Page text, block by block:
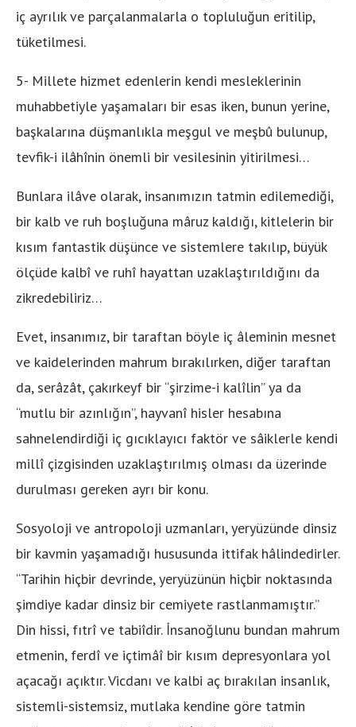
iç ayrılık ve parçalanmalarla o topluluğun eritilip,
tüketilmesi.
5- Millete hizmet edenlerin kendi mesleklerinin
muhabbetiyle yaşamaları bir esas iken, bunun yerine,
başkalarına düşmanlıkla meşgul ve meşbû bulunup,
tevfik-i ilâhînin önemli bir vesilesinin yitirilmesi…
Bunlara ilâve olarak, insanımızın tatmin edilemediği,
bir kalb ve ruh boşluğuna mâruz kaldığı, kitlelerin bir
kısım fantastik düşünce ve sistemlere takılıp, büyük
ölçüde kalbî ve ruhî hayattan uzaklaştırıldığını da
zikredebiliriz…
Evet, insanımız, bir taraftan böyle iç âleminin mesnet
ve kaidelerinden mahrum bırakılırken, diğer taraftan
da, serâzât, çakırkeyf bir “şirzime-i kalîlin” ya da
“mutlu bir azınlığın”, hayvanî hisler hesabına
sahnelendirdiği iç gıcıklayıcı faktör ve sâiklerle kendi
millî çizgisinden uzaklaştırılmış olması da üzerinde
durulması gereken ayrı bir konu.
Sosyoloji ve antropoloji uzmanları, yeryüzünde dinsiz
bir kavmin yaşamadığı hususunda ittifak hâlindedirler.
“Tarihin hiçbir devrinde, yeryüzünün hiçbir noktasında
şimdiye kadar dinsiz bir cemiyete rastlanmamıştır.”
Din hissi, fıtrî ve tabiîdir. İnsanoğlunu bundan mahrum
etmenin, ferdî ve içtimâî bir kısım depresyonlara yol
açacağı açıktır. Vicdanı ve kalbi aç bırakılan insanlık,
sistemli-sistemsiz, mutlaka kendine göre tatmin